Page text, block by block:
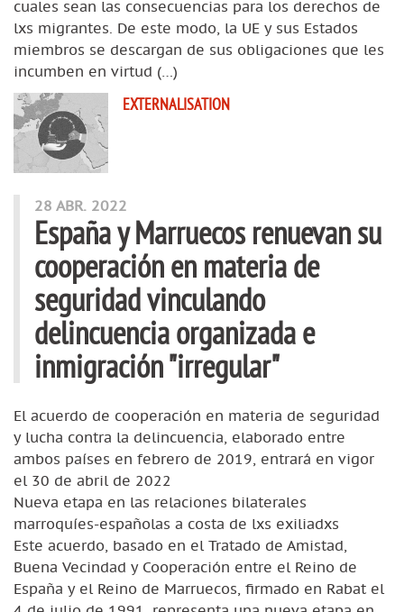
cuales sean las consecuencias para los derechos de
lxs migrantes. De este modo, la UE y sus Estados
miembros se descargan de sus obligaciones que les
incumben en virtud (…)
EXTERNALISATION
28 ABR. 2022
España y Marruecos renuevan su
cooperación en materia de
seguridad vinculando
delincuencia organizada e
inmigración "irregular"
El acuerdo de cooperación en materia de seguridad
y lucha contra la delincuencia, elaborado entre
ambos países en febrero de 2019, entrará en vigor
el 30 de abril de 2022
Nueva etapa en las relaciones bilaterales
marroquíes-españolas a costa de lxs exiliadxs
Este acuerdo, basado en el Tratado de Amistad,
Buena Vecindad y Cooperación entre el Reino de
España y el Reino de Marruecos, firmado en Rabat el